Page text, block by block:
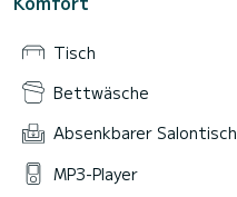
Tisch
Bettwäsche
Absenkbarer Salontisch
MP3-Player